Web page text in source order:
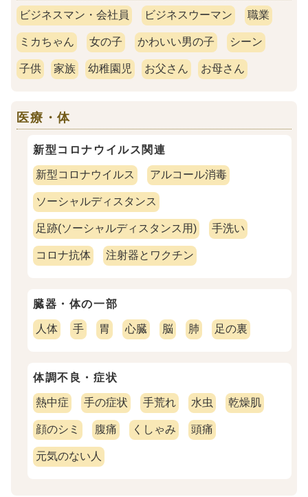
ビジネスマン・会社員 ビジネスウーマン 職業
ミカちゃん 女の子 かわいい男の子 シーン
子供 家族 幼稚園児 お父さん お母さん
医療・体
新型コロナウイルス関連
新型コロナウイルス アルコール消毒
ソーシャルディスタンス
足跡(ソーシャルディスタンス用) 手洗い
コロナ抗体 注射器とワクチン
臓器・体の一部
人体 手 胃 心臓 脳 肺 足の裏
体調不良・症状
熱中症 手の症状 手荒れ 水虫 乾燥肌
顔のシミ 腹痛 くしゃみ 頭痛
元気のない人